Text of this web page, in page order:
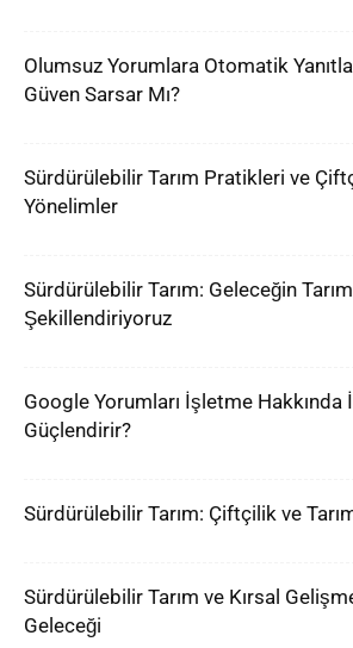
Olumsuz Yorumlara Otomatik
Güven Sarsar Mı?
Sürdürülebilir Tarım Pratikleri ve
Yönelimler
Sürdürülebilir Tarım: Geleceğin
Şekillendiriyoruz
Google Yorumları İşletme Hakkında
Güçlendirir?
Sürdürülebilir Tarım: Çiftçilik ve
Sürdürülebilir Tarım ve Kırsal
Geleceği